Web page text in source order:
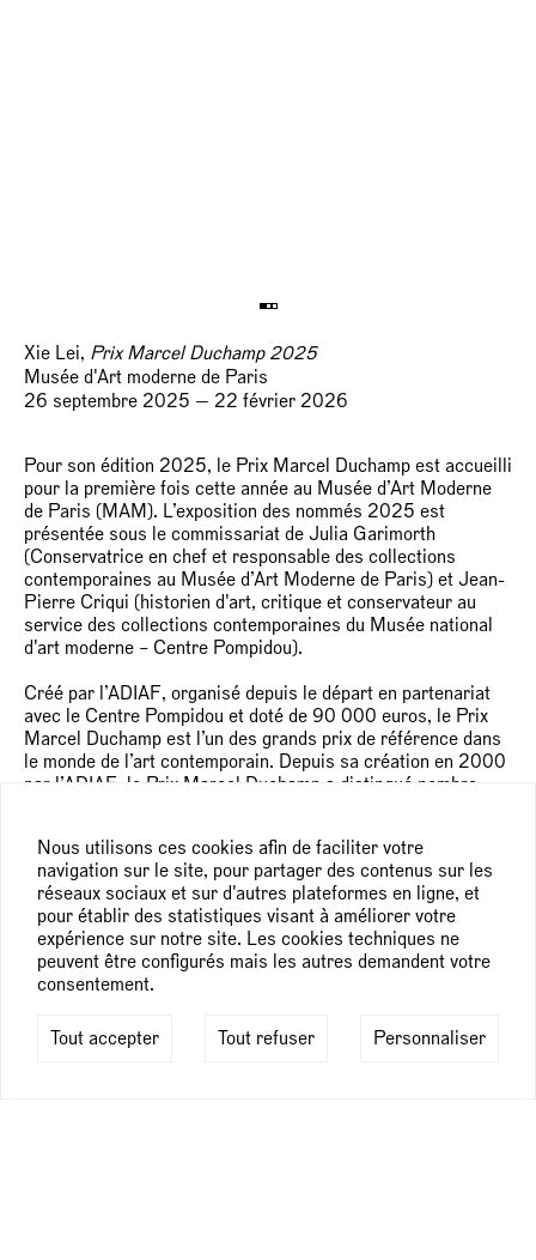
Nous utilisons ces cookies afin de faciliter votre
navigation sur le site, pour partager des contenus sur les
réseaux sociaux et sur d'autres plateformes en ligne, et
pour établir des statistiques visant à améliorer votre
expérience sur notre site. Les cookies techniques ne
peuvent être configurés mais les autres demandent votre
consentement.
Tout accepter Tout refuser Personnaliser
Xie Lei, Prix Marcel Duchamp 2025
Musée d'Art moderne de Paris
26 septembre 2025 — 22 février 2026
Pour son édition 2025, le Prix Marcel Duchamp est accueilli
pour la première fois cette année au Musée d’Art Moderne
de Paris (MAM). L’exposition des nommés 2025 est
présentée sous le commissariat de Julia Garimorth
(Conservatrice en chef et responsable des collections
contemporaines au Musée d’Art Moderne de Paris) et Jean-
Pierre Criqui (historien d'art, critique et conservateur au
service des collections contemporaines du Musée national
d'art moderne – Centre Pompidou).
Créé par l’ADIAF, organisé depuis le départ en partenariat
avec le Centre Pompidou et doté de 90 000 euros, le Prix
Marcel Duchamp est l’un des grands prix de référence dans
le monde de l’art contemporain. Depuis sa création en 2000
par l’ADIAF, le Prix Marcel Duchamp a distingué nombre
historique du Centre Pompidou ont nécessité de trouver un
lieu en « constellation ». Ainsi, les expositions du Prix
Marcel Duchamp 2025 à 2029 auront lieu au Musée d’Art
Moderne de Paris.
Les quatre nommés pour le Prix Marcel Duchamp 2025
sont :
Bianca Bondi, née en 1986 à Johannesburg, Afrique du Sud